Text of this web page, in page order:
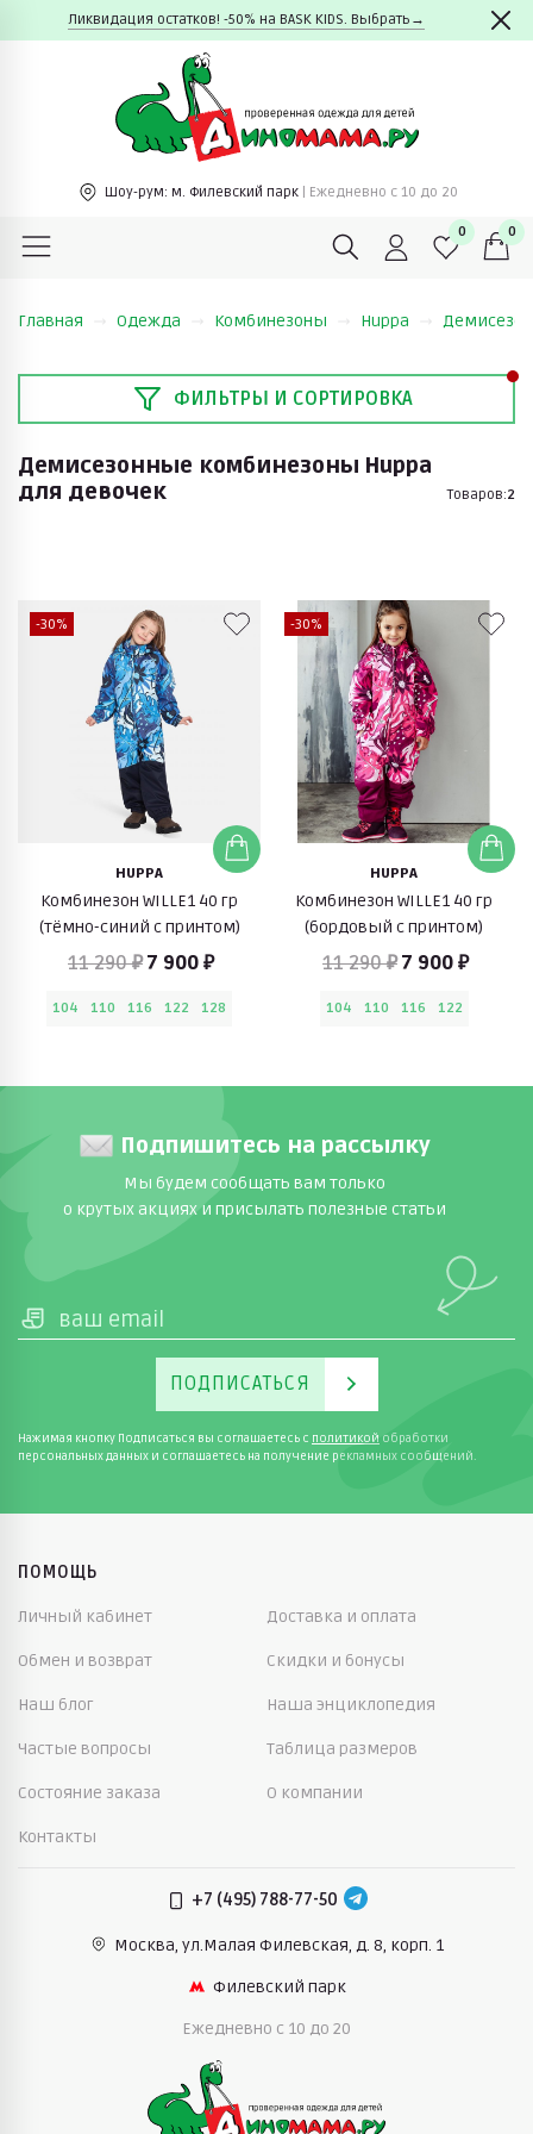
Ликвидация остатков! -50% на BASK KIDS. Выбрать→
Шоу-рум: м. Филевский парк | Ежедневно c 10 до 20
0 0
Главная Одежда Комбинезоны Huppa Демисезон
ФИЛЬТРЫ И СОРТИРОВКА
Демисезонные комбинезоны Huppa
для девочек
Товаров:2
-30%
HUPPA
Комбинезон WILLE1 40 гр
(тёмно-синий с принтом)
11 290 ₽ 7 900 ₽
104 110 116 122 128
-30%
HUPPA
Комбинезон WILLE1 40 гр
(бордовый с принтом)
11 290 ₽ 7 900 ₽
104 110 116 122
Подпишитесь на рассылку
Мы будем сообщать вам только
о крутых акциях и присылать полезные статьи
ПОДПИСАТЬСЯ
Нажимая кнопку Подписаться вы соглашаетесь с политикой обработки
персональных данных и соглашаетесь на получение рекламных сообщений.
ПОМОЩЬ
Личный кабинет Доставка и оплата
Обмен и возврат Скидки и бонусы
Наш блог Наша энциклопедия
Частые вопросы Таблица размеров
Состояние заказа О компании
Контакты
+7 (495) 788-77-50
Москва, ул.Малая Филевская, д. 8, корп. 1
Филевский парк
Ежедневно c 10 до 20